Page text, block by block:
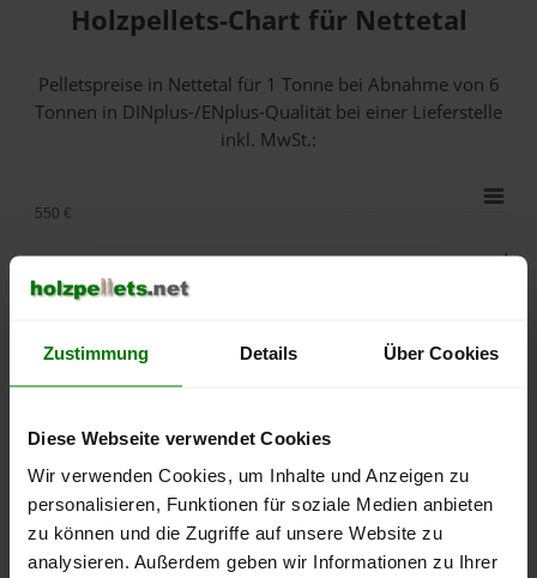
Zustimmung Details Über Cookies
Diese Webseite verwendet Cookies
Wir verwenden Cookies, um Inhalte und Anzeigen zu
personalisieren, Funktionen für soziale Medien anbieten
zu können und die Zugriffe auf unsere Website zu
analysieren. Außerdem geben wir Informationen zu Ihrer
Holzpellets-Chart für Nettetal
Pelletspreise in Nettetal für 1 Tonne bei Abnahmevon 6
Tonnen in DINplus-/ENplus-Qualität bei einer Lieferstelle
inkl. MwSt.:
September
Januar
Mai
250 €
350 €
550 €